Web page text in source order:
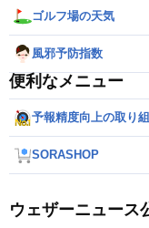
ゴルフ場の天気
風邪予防指数
便利なメニュー
予報精度向上の取り
SORASHOP
ウェザーニュース